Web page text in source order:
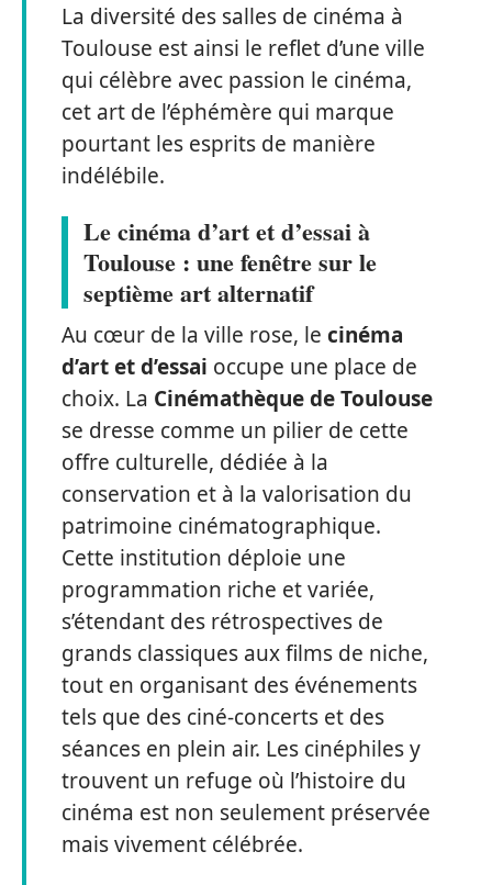
La diversité des salles de cinéma à
Toulouse est ainsi le reflet d’une ville
qui célèbre avec passion le cinéma,
cet art de l’éphémère qui marque
pourtant les esprits de manière
indélébile.
Le cinéma d’art et d’essai à
Toulouse : une fenêtre sur le
septième art alternatif
Au cœur de la ville rose, le cinéma
d’art et d’essai occupe une place de
choix. La Cinémathèque de Toulouse
se dresse comme un pilier de cette
offre culturelle, dédiée à la
conservation et à la valorisation du
patrimoine cinématographique.
Cette institution déploie une
programmation riche et variée,
s’étendant des rétrospectives de
grands classiques aux films de niche,
tout en organisant des événements
tels que des ciné-concerts et des
séances en plein air. Les cinéphiles y
trouvent un refuge où l’histoire du
cinéma est non seulement préservée
mais vivement célébrée.